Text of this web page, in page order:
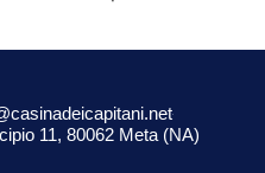
11, 80062 Meta (NA)